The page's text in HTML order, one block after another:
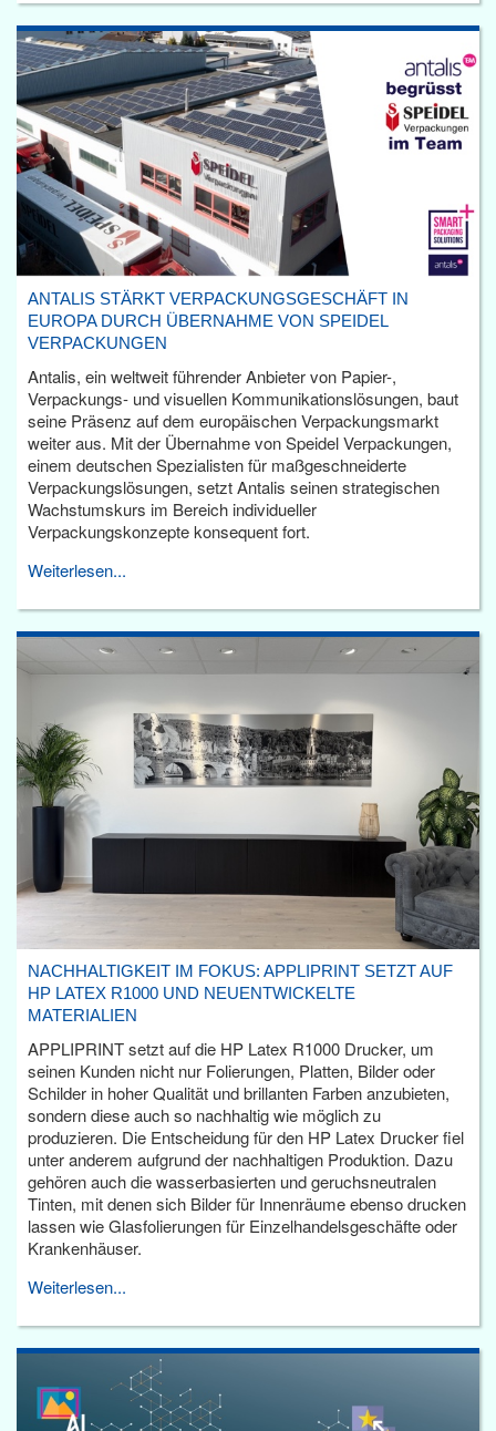
ANTALIS STÄRKT VERPACKUNGSGESCHÄFT IN
EUROPA DURCH ÜBERNAHME VON SPEIDEL
VERPACKUNGEN
Antalis, ein weltweit führender Anbieter von Papier-,
Verpackungs- und visuellen Kommunikationslösungen, baut
seine Präsenz auf dem europäischen Verpackungsmarkt
weiter aus. Mit der Übernahme von Speidel Verpackungen,
einem deutschen Spezialisten für maßgeschneiderte
Verpackungslösungen, setzt Antalis seinen strategischen
Wachstumskurs im Bereich individueller
Verpackungskonzepte konsequent fort.
Weiterlesen...
NACHHALTIGKEIT IM FOKUS: APPLIPRINT SETZT AUF
HP LATEX R1000 UND NEUENTWICKELTE
MATERIALIEN
APPLIPRINT setzt auf die HP Latex R1000 Drucker, um
seinen Kunden nicht nur Folierungen, Platten, Bilder oder
Schilder in hoher Qualität und brillanten Farben anzubieten,
sondern diese auch so nachhaltig wie möglich zu
produzieren. Die Entscheidung für den HP Latex Drucker fiel
unter anderem aufgrund der nachhaltigen Produktion. Dazu
gehören auch die wasserbasierten und geruchsneutralen
Tinten, mit denen sich Bilder für Innenräume ebenso drucken
lassen wie Glasfolierungen für Einzelhandelsgeschäfte oder
Krankenhäuser.
Weiterlesen...